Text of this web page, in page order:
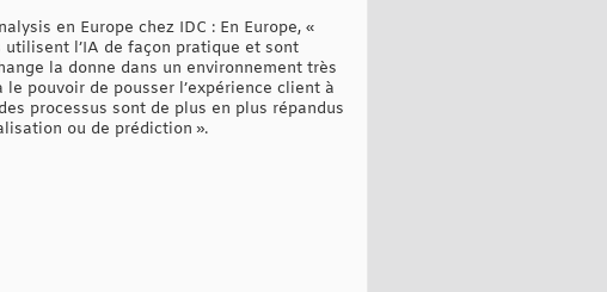
en Europe chez IDC : En Europe, «
utilisent l’IA de façon pratique et sont
la donne dans un environnement très
pouvoir de pousser l’expérience client à
processus sont de plus en plus répandus
ou de prédiction ».